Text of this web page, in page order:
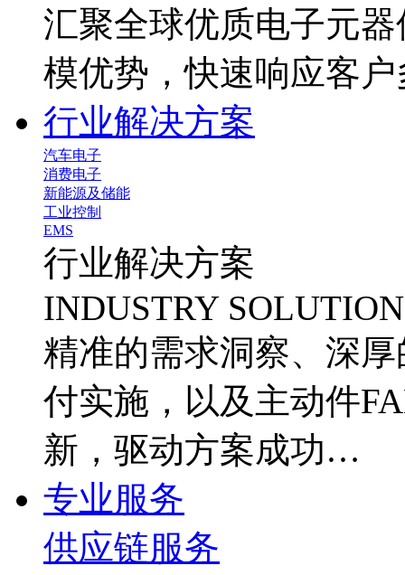
汇聚全球优质电子元
模优势，快速响应客
行业解决方案
汽车电子
消费电子
新能源及储能
工业控制
EMS
行业解决方案
INDUSTRY
精准的需求洞察、深
付实施，以及主动件
新，驱动方案成功…
专业服务
供应链服务